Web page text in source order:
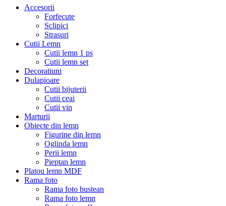
Accesorii
Forfecute
Sclipici
Strasuri
Cutii Lemn
Cutii lemn 1 ps
Cutii lemn set
Decoratiuni
Dulapioare
Cutii bijuterii
Cutii ceai
Cutii vin
Marturii
Obiecte din lemn
Figurine din lemn
Oglinda lemn
Perii lemn
Pieptan lemn
Platou lemn MDF
Rama foto
Rama foto bustean
Rama foto lemn